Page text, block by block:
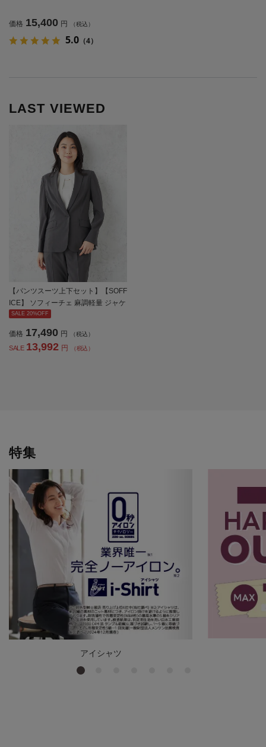
価格 15,400 円 （税込）
5.0 （4）
LAST VIEWED
【パンツスーツ上下セット】【SOFF
ICE】 ソフィーチェ 麻調軽量 ジャケ
ット パンツセット 長袖布帛 ストレ
ス】
SALE 20%OFF
価格 17,490 円 （税込）
SALE 13,992 円 （税込）
特集
アイシャツ